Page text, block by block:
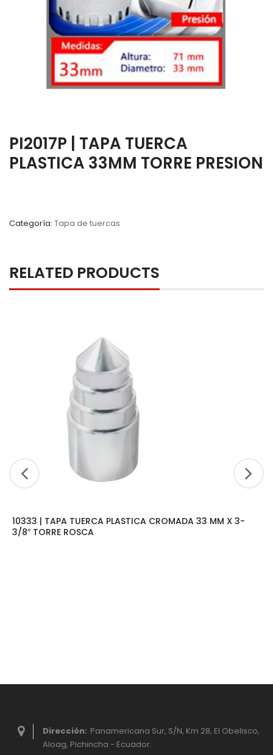
PI2017P | TAPA TUERCA
PLASTICA 33MM TORRE PRESION
Categoría: Tapa de tuercas
RELATED PRODUCTS
10333 | TAPA TUERCA PLASTICA CROMADA 33 MM X 3-
3/8″ TORRE ROSCA
Dirección: Panamericana Sur, S/N, Km 28, El Obelisco,
Aloag, Pichincha - Ecuador.